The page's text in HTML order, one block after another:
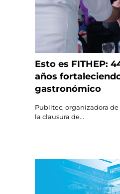
Esto es FITHEP:
años
gastronómico
Publitec, organizadora
la clausura de...